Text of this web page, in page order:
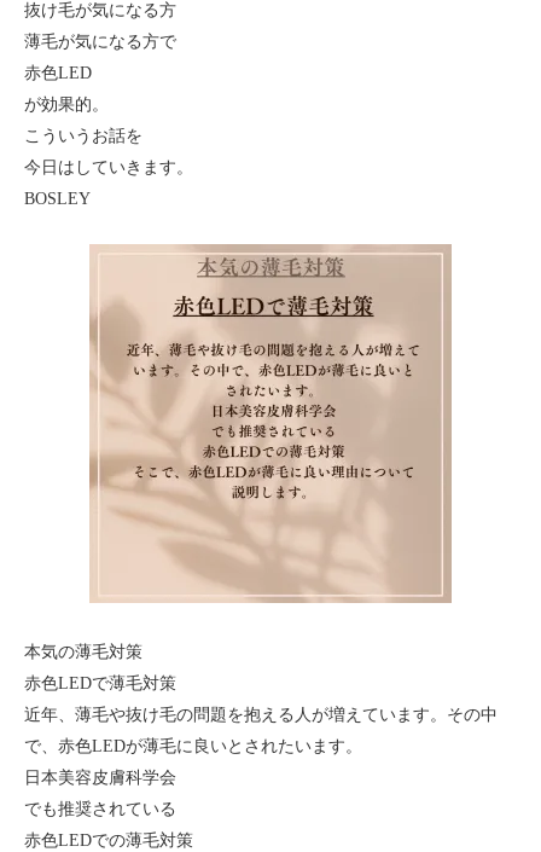
抜け毛が気になる方
薄毛が気になる方で
赤色LED
が効果的。
こういうお話を
今日はしていきます。
BOSLEY
本気の薄毛対策
赤色LEDで薄毛対策
近年、薄毛や抜け毛の問題を抱える人が増えています。その中
で、赤色LEDが薄毛に良いとされたいます。
日本美容皮膚科学会
でも推奨されている
赤色LEDでの薄毛対策